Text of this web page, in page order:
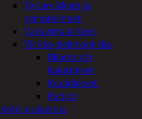
Tv-tarvikkeet ja
seinätelineet
Varavirtalaitteet
Viihde-elektroniikka
Bluetooth
kaiuttimet
Kuulokkeet
Radiot
Koti ja sisustus